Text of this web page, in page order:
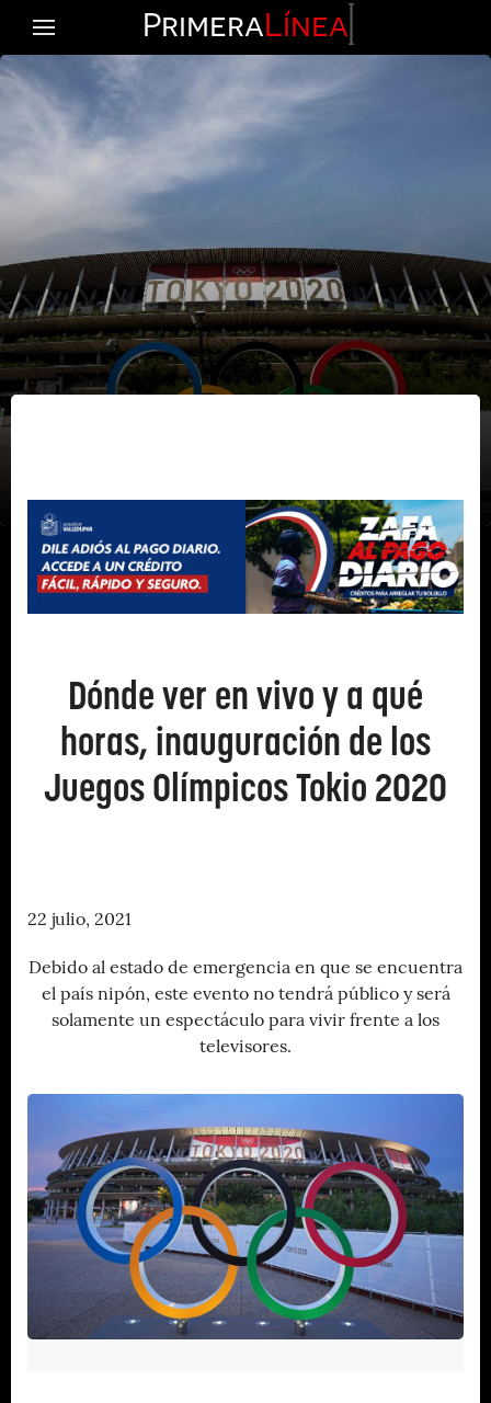
PrimeraLínea
Dónde ver en vivo y a qué
horas, inauguración de los
Juegos Olímpicos Tokio 2020
22 julio, 2021
Debido al estado de emergencia en que se encuentra
el país nipón, este evento no tendrá público y será
solamente un espectáculo para vivir frente a los
televisores.